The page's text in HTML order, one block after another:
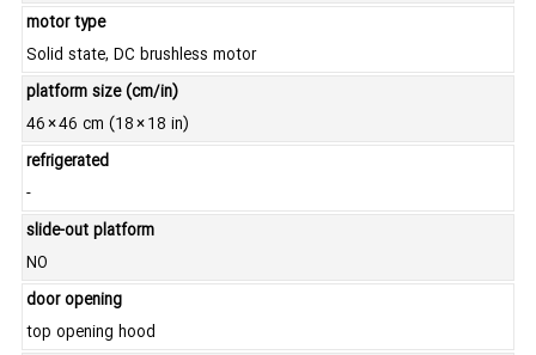
motor type
Solid state, DC brushless motor
platform size (cm/in)
46 × 46 cm (18 × 18 in)
refrigerated
-
slide-out platform
NO
door opening
top opening hood